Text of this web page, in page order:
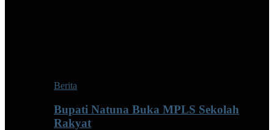
Berita
Bupati Natuna Buka MPLS Sekolah
Rakyat